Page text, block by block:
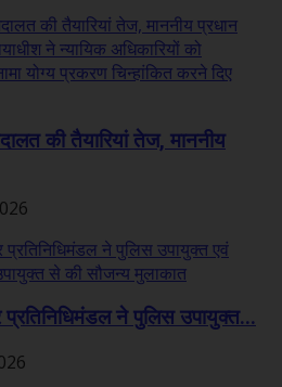
की तैयारियां तेज, माननीय
प्रतिनिधिमंडल ने पुलिस उपायुक्त...